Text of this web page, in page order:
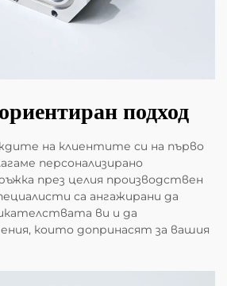
подход
на клиентите си на първо
персонализирано
през целия производствен
са ангажирани да
ви и да
които допринасят за вашия